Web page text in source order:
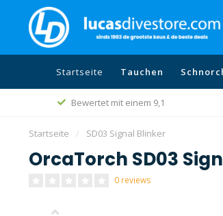
Startseite Tauchen
Bewertet mit einem 9,1
Startseite / SD03 Signal Blinker
OrcaTorch SD03
0 reviews